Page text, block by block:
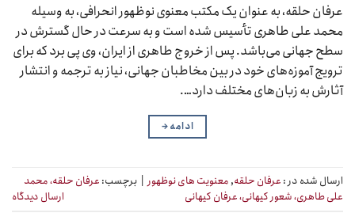
عرفان حلقه، به عنوان یک مکتب معنوی نوظهور انحرافی، به وسیله
محمد علی طاهری تأسیس شده است و به سرعت در حال گسترش در
سطح جهانی می‌باشد. پس از خروج طاهری از ایران، وی پی برد که برای
ترویج آموزه‌های خود در بین مخاطبان جهانی، نیاز به ترجمه و انتشار
آثارش به زبان‌های مختلف دارد….
ادامه→
ارسال شده در : عرفان حلقه,معنویت های نوظهور برچسب: عرفان حلقه، محمد
علی طاهری، شعور کیهانی، عرفان کیهانی
ارسال دیدگاه